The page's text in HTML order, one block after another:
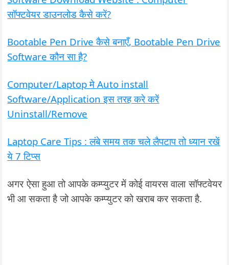
सॉफ्टवेयर डाउनलोड कैसे करें?
Bootable Pen Drive कैसे बनाएँ, Bootable Pen Drive
Software कौन सा है?
Computer/Laptop मे Auto install
Software/Application इस तरह करे करें
Uninstall/Remove
Laptop Care Tips : लंबे समय तक चले लैपटाप तो ध्यान रखें
ये 7 टिप्स
अगर ऐसा हुआ तो आपके कम्प्युटर में कोई वायरस वाला सॉफ्टवेयर
भी आ सकता है जो आपके कम्प्युटर को खराब कर सकता है.